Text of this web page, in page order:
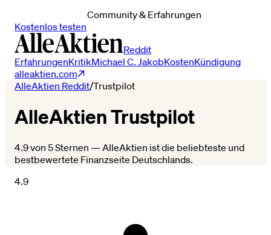
Community & Erfahrungen
Kostenlos testen
Reddit
ErfahrungenKritikMichael C. JakobKostenKündigung
alleaktien.com
AlleAktien Reddit/Trustpilot
AlleAktien Trustpilot
4.9 von 5 Sternen — AlleAktien ist die beliebteste und
bestbewertete Finanzseite Deutschlands.
4.9